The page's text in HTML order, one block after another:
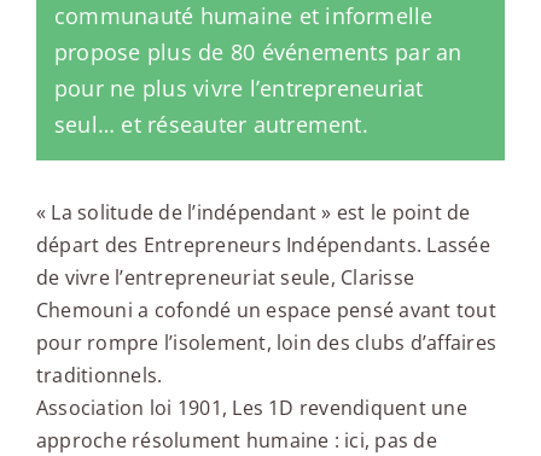
communauté humaine et informelle
propose plus de 80 événements par an
pour ne plus vivre l’entrepreneuriat
seul… et réseauter autrement.
« La solitude de l’indépendant » est le point de
départ des Entrepreneurs Indépendants. Lassée
de vivre l’entrepreneuriat seule, Clarisse
Chemouni a cofondé un espace pensé avant tout
pour rompre l’isolement, loin des clubs d’affaires
traditionnels.
Association loi 1901, Les 1D revendiquent une
approche résolument humaine : ici, pas de